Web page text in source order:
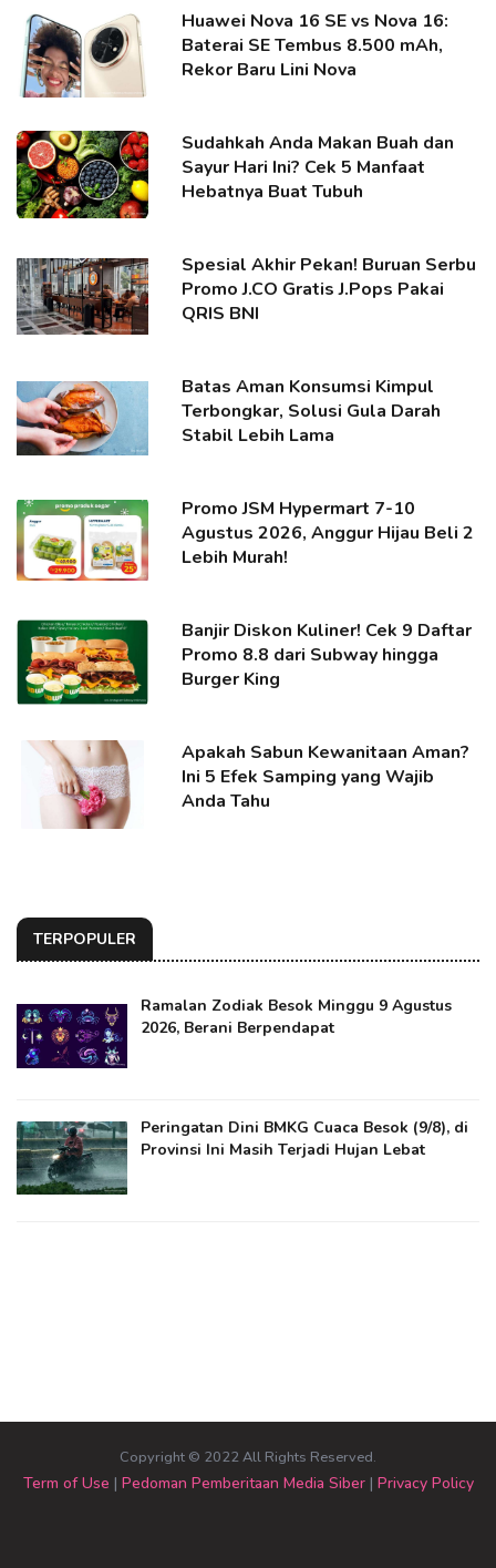
Huawei Nova 16 SE vs Nova 16:
Baterai SE Tembus 8.500 mAh,
Rekor Baru Lini Nova
Sudahkah Anda Makan Buah dan
Sayur Hari Ini? Cek 5 Manfaat
Hebatnya Buat Tubuh
Spesial Akhir Pekan! Buruan Serbu
Promo J.CO Gratis J.Pops Pakai
QRIS BNI
Batas Aman Konsumsi Kimpul
Terbongkar, Solusi Gula Darah
Stabil Lebih Lama
Promo JSM Hypermart 7-10
Agustus 2026, Anggur Hijau Beli 2
Lebih Murah!
Banjir Diskon Kuliner! Cek 9 Daftar
Promo 8.8 dari Subway hingga
Burger King
Apakah Sabun Kewanitaan Aman?
Ini 5 Efek Samping yang Wajib
Anda Tahu
TERPOPULER
Ramalan Zodiak Besok Minggu 9 Agustus
2026, Berani Berpendapat
Peringatan Dini BMKG Cuaca Besok (9/8), di
Provinsi Ini Masih Terjadi Hujan Lebat
Copyright © 2022 All Rights Reserved.
Term of Use | Pedoman Pemberitaan Media Siber| Privacy Policy